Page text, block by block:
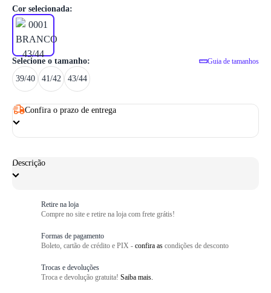
1/ 3
Selecione o tamanho: Guia de tamanhos
39/40 41/42 43/44
Cor selecionada:
Confira o prazo de entrega
Descrição
Retire na loja
Compre no site e retire na loja com frete grátis!
Formas de pagamento
Boleto, cartão de crédito e PIX - confira as condições de desconto
Trocas e devoluções
Troca e devolução gratuita! Saiba mais.